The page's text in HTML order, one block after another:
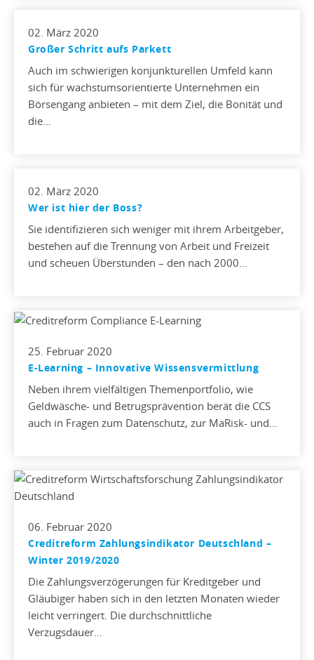
02. März 2020
Großer Schritt aufs Parkett
Auch im schwierigen konjunkturellen Umfeld kann
sich für wachstumsorientierte Unternehmen ein
Börsengang anbieten – mit dem Ziel, die Bonität und
die…
02. März 2020
Wer ist hier der Boss?
Sie identifizieren sich weniger mit ihrem Arbeitgeber,
bestehen auf die Trennung von Arbeit und Freizeit
und scheuen Überstunden – den nach 2000…
25. Februar 2020
E-Learning – Innovative Wissensvermittlung
Neben ihrem vielfältigen Themenportfolio, wie
Geldwäsche- und Betrugsprävention berät die CCS
auch in Fragen zum Datenschutz, zur MaRisk- und…
06. Februar 2020
Creditreform Zahlungsindikator Deutschland –
Winter 2019/2020
Die Zahlungsverzögerungen für Kreditgeber und
Gläubiger haben sich in den letzten Monaten wieder
leicht verringert. Die durchschnittliche
Verzugsdauer…